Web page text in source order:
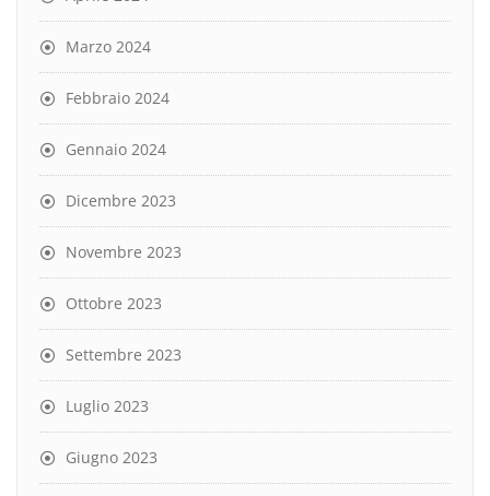
Marzo 2024
Febbraio 2024
Gennaio 2024
Dicembre 2023
Novembre 2023
Ottobre 2023
Settembre 2023
Luglio 2023
Giugno 2023